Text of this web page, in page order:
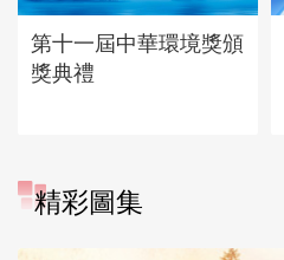
第十一屆中華環境獎頒
獎典禮
精彩圖集